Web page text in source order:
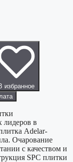
избранное
лидеров в
Adelar-
Очарование
с качеством и
SPС плитки